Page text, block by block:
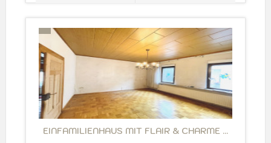
EINFAMILIENHAUS MIT FLAIR & CHARME ...